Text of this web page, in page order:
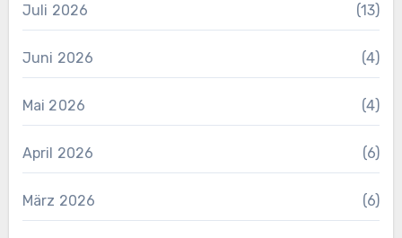
Juli 2026 (13)
Juni 2026 (4)
Mai 2026 (4)
April 2026 (6)
März 2026 (6)